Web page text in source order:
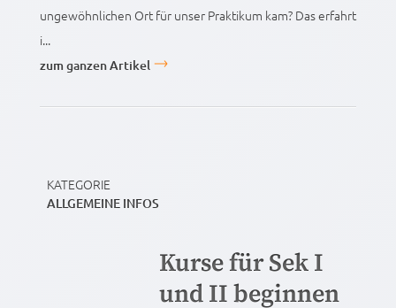
ungewöhnlichen Ort für unser Praktikum kam? Das erfahrt
i...
zum ganzen Artikel
KATEGORIE
ALLGEMEINE INFOS
Kurse für Sek I
und II beginnen